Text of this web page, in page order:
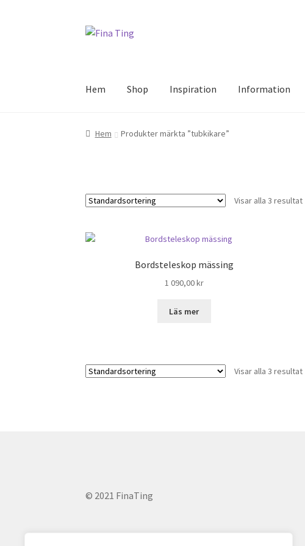
Hoppa
Hoppa
Hem Shop Inspiration Information
Hem Produkter märkta ”tubkikare”
Visar alla 3 resultat
Bordsteleskop mässing
1 090,00kr
Läs mer
Visar alla 3 resultat
© 2021 FinaTing